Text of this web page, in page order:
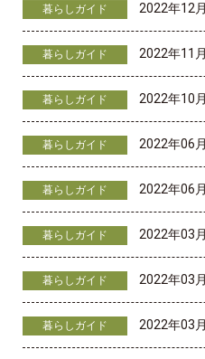
暮らしガイド 2022年12
暮らしガイド 2022年11
暮らしガイド 2022年10
暮らしガイド 2022年06
暮らしガイド 2022年06
暮らしガイド 2022年03
暮らしガイド 2022年03
暮らしガイド 2022年03